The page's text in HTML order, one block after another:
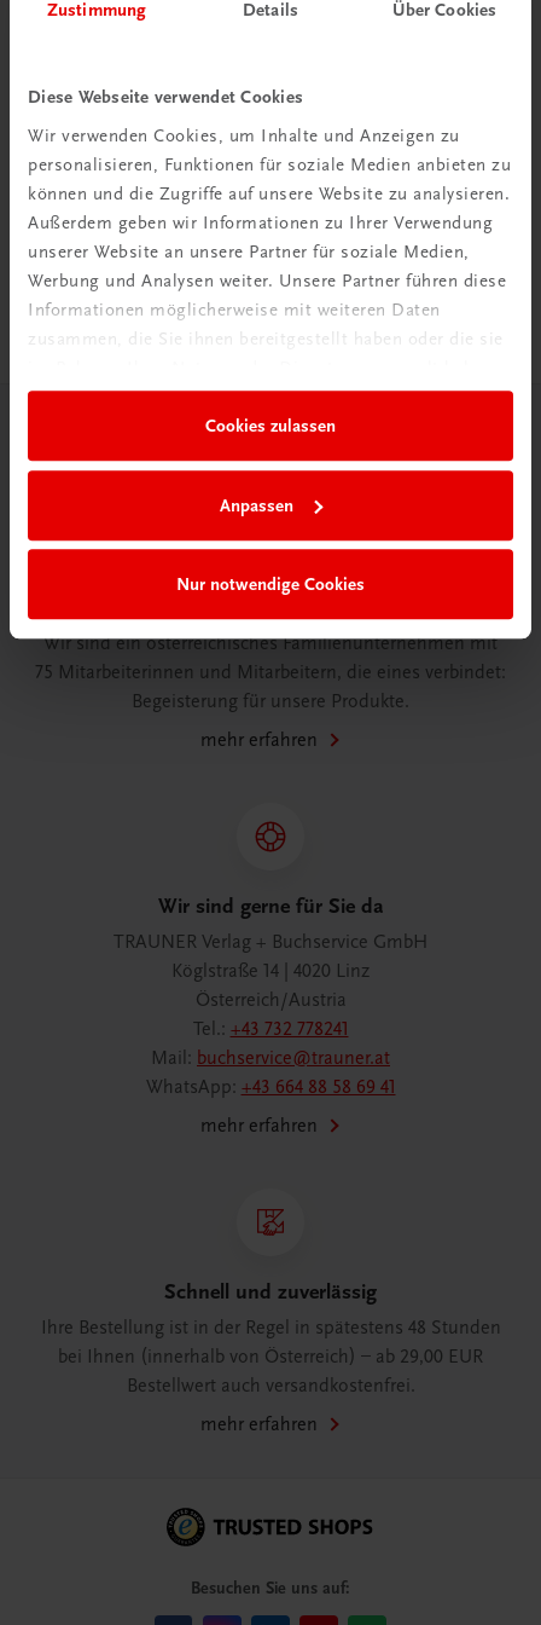
Zustimmung Details Über Cookies
Diese Webseite verwendet Cookies
Wir verwenden Cookies, um Inhalte und Anzeigen zu
personalisieren, Funktionen für soziale Medien anbieten zu
können und die Zugriffe auf unsere Website zu analysieren.
Außerdem geben wir Informationen zu Ihrer Verwendung
unserer Website an unsere Partner für soziale Medien,
Werbung und Analysen weiter. Unsere Partner führen diese
Informationen möglicherweise mit weiteren Daten
zusammen, die Sie ihnen bereitgestellt haben oder die sie
Cookies zulassen
Anpassen
Nur notwendige Cookies
Rabattcode erhalten
Newsletter abonnieren
& Versandkosten sparen
Jetzt anmelden
Wir sind ein österreichisches Familienunternehmen mit
75 Mitarbeiterinnen und Mitarbeitern, die eines verbindet:
Begeisterung für unsere Produkte.
mehr erfahren
Wir sind gerne für Sie da
TRAUNER Verlag + Buchservice GmbH
Köglstraße 14 | 4020 Linz
Österreich/Austria
Tel.: +43 732 778241
Mail: buchservice@trauner.at
WhatsApp: +43 664 88 58 69 41
mehr erfahren
Schnell und zuverlässig
Ihre Bestellung ist in der Regel in spätestens 48 Stunden
bei Ihnen (innerhalb von Österreich) – ab 29,00 EUR
Bestellwert auch versandkostenfrei.
mehr erfahren
Besuchen Sie uns auf: